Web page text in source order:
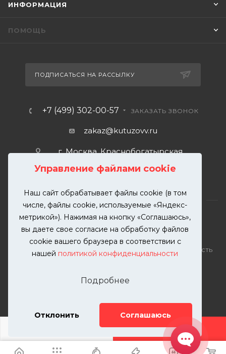
Управление файлами cookie
Наш сайт обрабатывает файлы cookie (в том
числе, файлы cookie, используемые «Яндекс-
метрикой»). Нажимая на кнопку «Соглашаюсь»,
вы даете свое согласие на обработку файлов
cookie вашего браузера в соответствии с
нашей политикой конфиденциальности
Подробнее
Отклонить Соглашаюсь
ДОБАВИТЬ УСЛУГУ
ИНФОРМАЦИЯ
ПОМОЩЬ
ПОДПИСАТЬСЯ НА РАССЫЛКУ
+7 (499) 302-00-57 ЗАКАЗАТЬ ЗВОНОК
zakaz@kutuzovv.ru
г. Москва, Краснобогатырская
2026 © KUTUZOVV | Кузовной ремонт и покраска
автомобилей. Вся информация на сайте – собственность
разрешения запрещена. Все права защищены.
Телефон: 8(499)-302-00-57